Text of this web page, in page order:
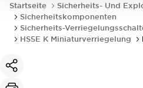
Startseite
Sicherheits- Und
Sicherheitskomponenten
Sicherheits-
HS5E K Miniaturverriegelung